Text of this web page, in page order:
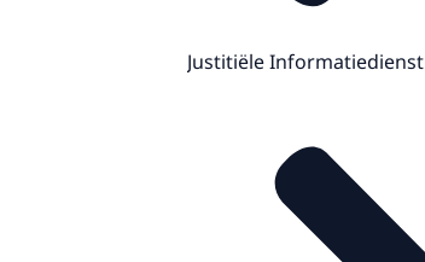
Justitiële Informatiedienst